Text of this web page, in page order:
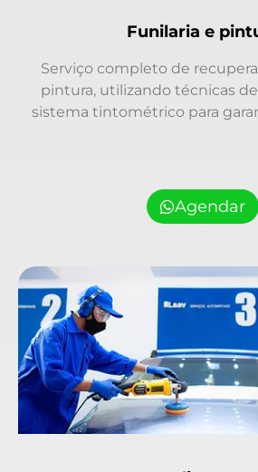
Funilaria e
Serviço completo de
pintura, utilizando técnicas
sistema tintométrico para
Agendar